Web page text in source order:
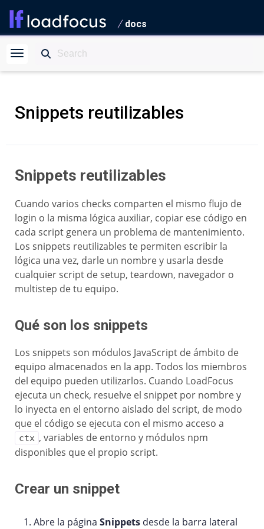
docs
Snippets reutilizables
Snippets reutilizables
Cuando varios checks comparten el mismo flujo de
login o la misma lógica auxiliar, copiar ese código en
cada script genera un problema de mantenimiento.
Los snippets reutilizables te permiten escribir la
lógica una vez, darle un nombre y usarla desde
cualquier script de setup, teardown, navegador o
multistep de tu equipo.
Qué son los snippets
Los snippets son módulos JavaScript de ámbito de
equipo almacenados en la app. Todos los miembros
del equipo pueden utilizarlos. Cuando LoadFocus
ejecuta un check, resuelve el snippet por nombre y
lo inyecta en el entorno aislado del script, de modo
que el código se ejecuta con el mismo acceso a
ctx , variables de entorno y módulos npm
disponibles que el propio script.
Crear un snippet
Abre la página Snippets desde la barra lateral